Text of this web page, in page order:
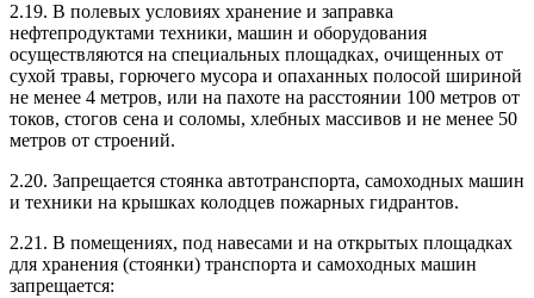
2.19. В полевых условиях хранение и заправка
нефтепродуктами техники, машин и оборудования
осуществляются на специальных площадках, очищенных от
сухой травы, горючего мусора и опаханных полосой шириной
не менее 4 метров, или на пахоте на расстоянии 100 метров от
токов, стогов сена и соломы, хлебных массивов и не менее 50
метров от строений.
2.20. Запрещается стоянка автотранспорта, самоходных машин
и техники на крышках колодцев пожарных гидрантов.
2.21. В помещениях, под навесами и на открытых площадках
для хранения (стоянки) транспорта и самоходных машин
запрещается: